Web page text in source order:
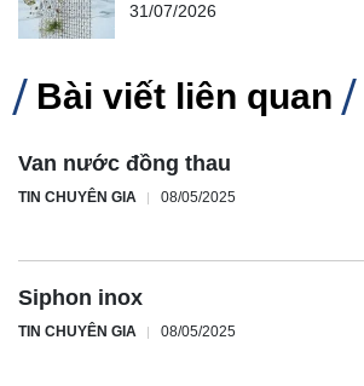
31/07/2026
Bài viết liên quan
Van nước đồng thau
TIN CHUYÊN GIA 08/05/2025
Siphon inox
TIN CHUYÊN GIA 08/05/2025